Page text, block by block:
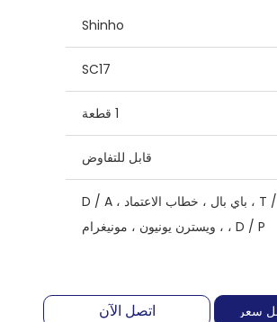
Shinho
SC17
1 قطعة
قابل للتفاوض
T / T ، باي بال ، خطاب الاعتماد ، D / A
، D / P ، ويسترن يونيون ، مونيغرام
سعر اتصل الآن